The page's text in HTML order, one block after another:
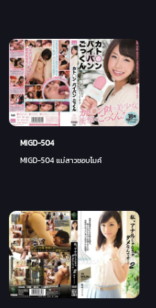
อายูมุ เสนะ (ไอโกะ ฮิโรเสะ)
MIGD-504
MIGD-504 แม่สาวชอบไมค์